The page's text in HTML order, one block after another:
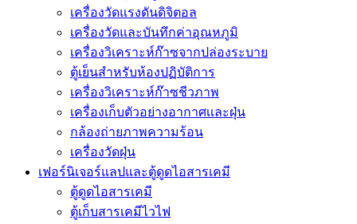
เครื่องวัดแรงดันดิจิตอล
เครื่องวัดและบันทึกค่าอุณหภูมิ
เครื่องวิเคราะห์ก๊าซจากปล่องระบาย
ตู้เย็นสำหรับห้องปฏิบัติการ
เครื่องวิเคราะห์ก๊าซชีวภาพ
เครื่องเก็บตัวอย่างอากาศเเละฝุ่น
กล้องถ่ายภาพความร้อน
เครื่องวัดฝุ่น
เฟอร์นิเจอร์แลปและตู้ดูดไอสารเคมี
ตู้ดูดไอสารเคมี
ตู้เก็บสารเคมีไวไฟ